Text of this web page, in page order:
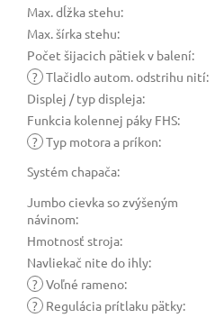
Max. dĺžka stehu:
Max. šírka stehu:
Počet šijacich pätiek v balení:
? Tlačidlo autom. odstrihu nití:
Displej / typ displeja:
Funkcia kolennej páky FHS:
? Typ motora a príkon:
Systém chapača:
Jumbo cievka so zvýšeným
návinom:
Hmotnosť stroja:
Navliekač nite do ihly:
? Voľné rameno:
? Regulácia prítlaku pätky: